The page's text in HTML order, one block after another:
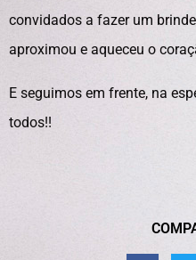
convidados a fazer um
aproximou e aqueceu o
E seguimos em frente, na
todos!!